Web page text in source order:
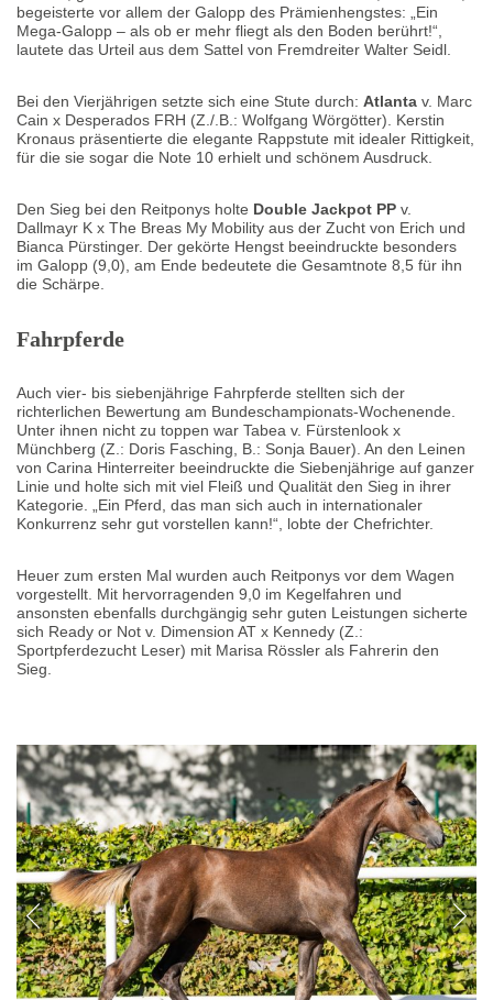
begeisterte vor allem der Galopp des Prämienhengstes: „Ein
Mega-Galopp – als ob er mehr fliegt als den Boden berührt!“,
lautete das Urteil aus dem Sattel von Fremdreiter Walter Seidl.
Bei den Vierjährigen setzte sich eine Stute durch: Atlanta v. Marc
Cain x Desperados FRH (Z./.B.: Wolfgang Wörgötter). Kerstin
Kronaus präsentierte die elegante Rappstute mit idealer Rittigkeit,
für die sie sogar die Note 10 erhielt und schönem Ausdruck.
Den Sieg bei den Reitponys holte Double Jackpot PP v.
Dallmayr K x The Breas My Mobility aus der Zucht von Erich und
Bianca Pürstinger. Der gekörte Hengst beeindruckte besonders
im Galopp (9,0), am Ende bedeutete die Gesamtnote 8,5 für ihn
die Schärpe.
Fahrpferde
Auch vier- bis siebenjährige Fahrpferde stellten sich der
richterlichen Bewertung am Bundeschampionats-Wochenende.
Unter ihnen nicht zu toppen war Tabea v. Fürstenlook x
Münchberg (Z.: Doris Fasching, B.: Sonja Bauer). An den Leinen
von Carina Hinterreiter beeindruckte die Siebenjährige auf ganzer
Linie und holte sich mit viel Fleiß und Qualität den Sieg in ihrer
Kategorie. „Ein Pferd, das man sich auch in internationaler
Konkurrenz sehr gut vorstellen kann!“, lobte der Chefrichter.
Heuer zum ersten Mal wurden auch Reitponys vor dem Wagen
vorgestellt. Mit hervorragenden 9,0 im Kegelfahren und
ansonsten ebenfalls durchgängig sehr guten Leistungen sicherte
sich Ready or Not v. Dimension AT x Kennedy (Z.:
Sportpferdezucht Leser) mit Marisa Rössler als Fahrerin den
Sieg.